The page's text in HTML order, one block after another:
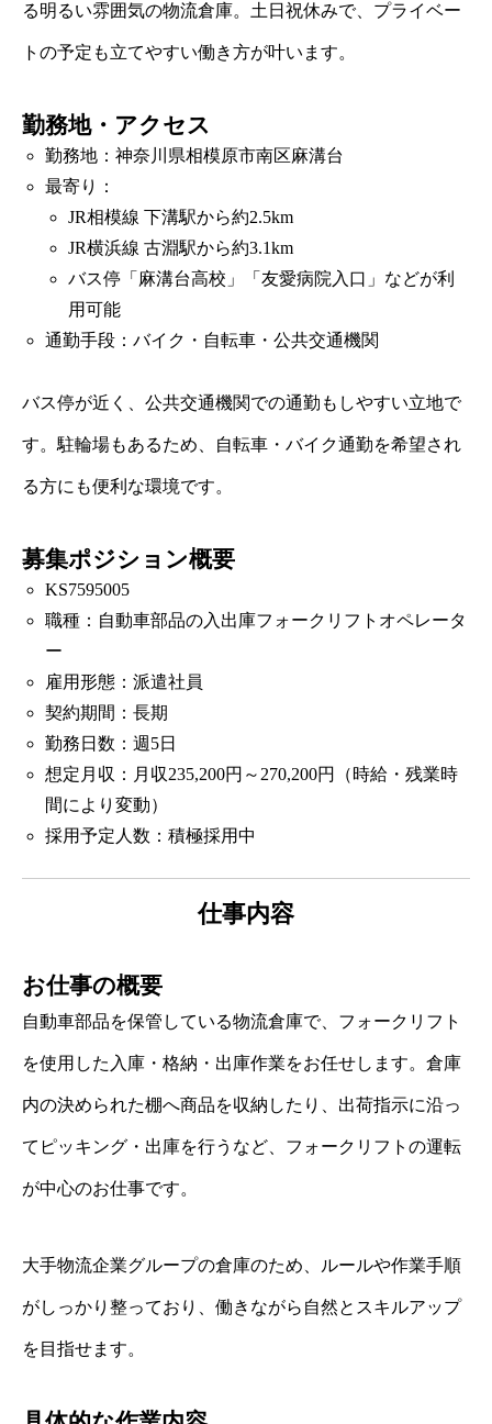
る明るい雰囲気の物流倉庫。土日祝休みで、プライベー
トの予定も立てやすい働き方が叶います。
勤務地・アクセス
勤務地：神奈川県相模原市南区麻溝台
最寄り：
JR相模線 下溝駅から約2.5km
JR横浜線 古淵駅から約3.1km
バス停「麻溝台高校」「友愛病院入口」などが利
用可能
通勤手段：バイク・自転車・公共交通機関
バス停が近く、公共交通機関での通勤もしやすい立地で
す。駐輪場もあるため、自転車・バイク通勤を希望され
る方にも便利な環境です。
募集ポジション概要
KS7595005
職種：自動車部品の入出庫フォークリフトオペレータ
ー
雇用形態：派遣社員
契約期間：長期
勤務日数：週5日
想定月収：月収235,200円～270,200円（時給・残業時
間により変動）
採用予定人数：積極採用中
仕事内容
お仕事の概要
自動車部品を保管している物流倉庫で、フォークリフト
を使用した入庫・格納・出庫作業をお任せします。倉庫
内の決められた棚へ商品を収納したり、出荷指示に沿っ
てピッキング・出庫を行うなど、フォークリフトの運転
が中心のお仕事です。
大手物流企業グループの倉庫のため、ルールや作業手順
がしっかり整っており、働きながら自然とスキルアップ
を目指せます。